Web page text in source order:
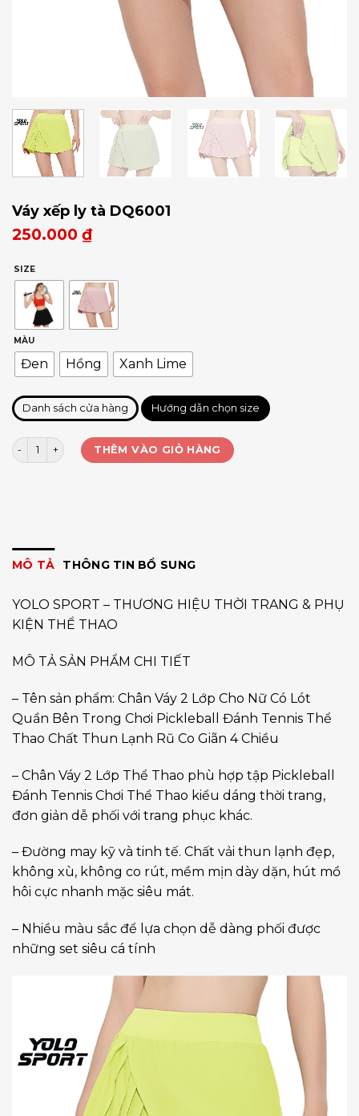
Váy xếp ly tà DQ6001
250.000 ₫
SIZE
MÀU
Đen Hồng Xanh Lime
Danh sách cửa hàng Hướng dẫn chọn size
Váy xếp ly tà DQ6001 số lượngTHÊM VÀO GIỎ HÀNG
MÔ TẢ THÔNG TIN BỔ SUNG
YOLO SPORT – THƯƠNG HIỆU THỜI TRANG & PHỤ
KIỆN THỂ THAO
MÔ TẢ SẢN PHẨM CHI TIẾT
– Tên sản phẩm: Chân Váy 2 Lớp Cho Nữ Có Lót
Quần Bên Trong Chơi Pickleball Đánh Tennis Thể
Thao Chất Thun Lạnh Rũ Co Giãn 4 Chiều
– Chân Váy 2 Lớp Thể Thao phù hợp tập Pickleball
Đánh Tennis Chơi Thể Thao kiểu dáng thời trang,
đơn giản dễ phối với trang phục khác.
– Đường may kỹ và tinh tế. Chất vải thun lạnh đẹp,
không xù, không co rút, mềm mịn dày dặn, hút mồ
hôi cực nhanh mặc siêu mát.
– Nhiều màu sắc để lựa chọn dễ dàng phối được
những set siêu cá tính